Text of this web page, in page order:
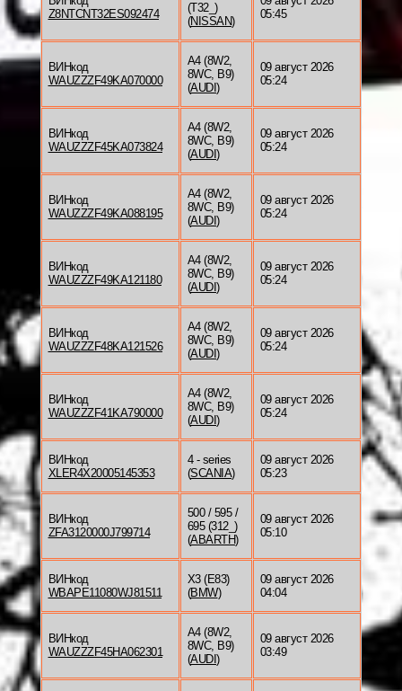
Z8NTCNT32ES092474
(T32_)
(NISSAN)
05:45
ВИНкод
WAUZZZF49KA070000
A4 (8W2,
8WC, B9)
(AUDI )
09 август 2026
05:24
ВИНкод
WAUZZZF45KA073824
A4 (8W2,
8WC, B9)
(AUDI )
09 август 2026
05:24
ВИНкод
WAUZZZF49KA088195
A4 (8W2,
8WC, B9)
(AUDI )
09 август 2026
05:24
ВИНкод
WAUZZZF49KA121180
A4 (8W2,
8WC, B9)
(AUDI )
09 август 2026
05:24
ВИНкод
WAUZZZF48KA121526
A4 (8W2,
8WC, B9)
(AUDI )
09 август 2026
05:24
ВИНкод
WAUZZZF41KA790000
A4 (8W2,
8WC, B9)
(AUDI )
09 август 2026
05:24
ВИНкод
XLER4X20005145353
4 - series
(SCANIA)
09 август 2026
05:23
ВИНкод
ZFA3120000J799714
500 / 595 /
695 (312_)
(ABARTH)
09 август 2026
05:10
ВИНкод
WBAPE11080WJ81511
X3 (E83)
(BMW)
09 август 2026
04:04
ВИНкод
WAUZZZF45HA062301
A4 (8W2,
8WC, B9)
(AUDI )
09 август 2026
03:49